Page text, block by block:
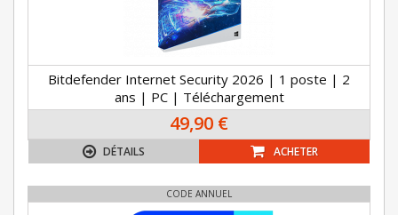
Bitdefender Internet Security 2026 | 1 poste | 2
ans | PC | Téléchargement
49,90 €
DÉTAILS ACHETER
CODE ANNUEL